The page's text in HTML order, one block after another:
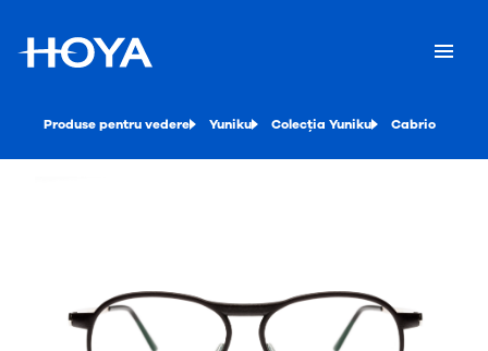
Produse pentru vedere Yuniku Colecția Yuniku Cabrio